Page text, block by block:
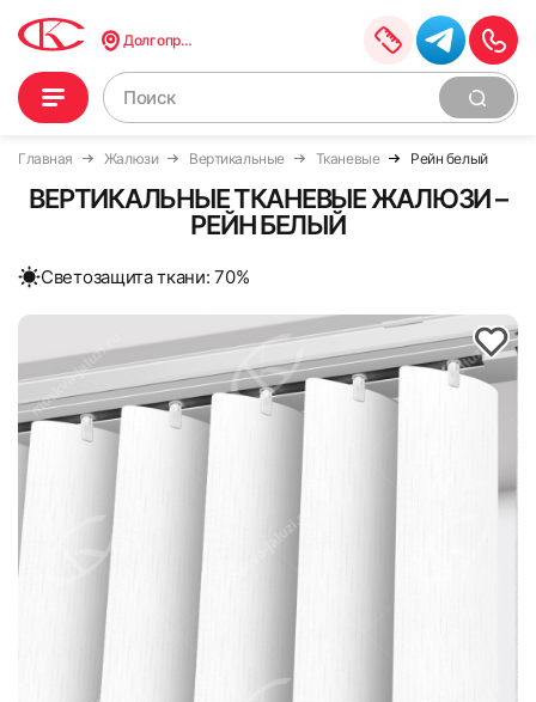
Долгопрудный
Главная Жалюзи Вертикальные Тканевые Рейн белый
ВЕРТИКАЛЬНЫЕ ТКАНЕВЫЕ ЖАЛЮЗИ –
РЕЙН БЕЛЫЙ
Cветозащита ткани: 70%